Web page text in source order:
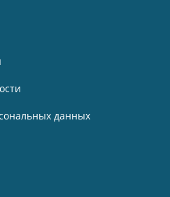
данных